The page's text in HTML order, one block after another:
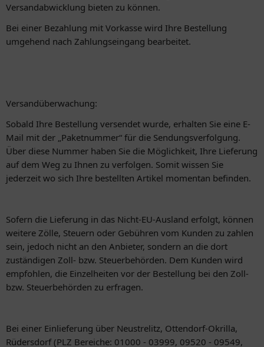
Versandabwicklung bieten zu können.
Bei einer Bezahlung mit Vorkasse wird Ihre Bestellung
umgehend nach Zahlungseingang bearbeitet.
Versandüberwachung:
Sobald Ihre Bestellung versendet wurde, erhalten Sie eine E-
Mail mit der „Paketnummer“ für die Sendungsverfolgung.
Über diese Nummer haben Sie die Möglichkeit, Ihre Lieferung
auf dem Weg zu Ihnen zu verfolgen. Somit wissen Sie
jederzeit wo sich Ihre bestellten Artikel momentan befinden.
Sofern die Lieferung in das Nicht-EU-Ausland erfolgt, können
weitere Zölle, Steuern oder Gebühren vom Kunden zu zahlen
sein, jedoch nicht an den Anbieter, sondern an die dort
zuständigen Zoll- bzw. Steuerbehörden. Dem Kunden wird
empfohlen, die Einzelheiten vor der Bestellung bei den Zoll-
bzw. Steuerbehörden zu erfragen.
Bei einer Einlieferung über Neustrelitz, Ottendorf-Okrilla,
Rüdersdorf (PLZ Bereiche: 01000 - 03999, 09520 - 09549,